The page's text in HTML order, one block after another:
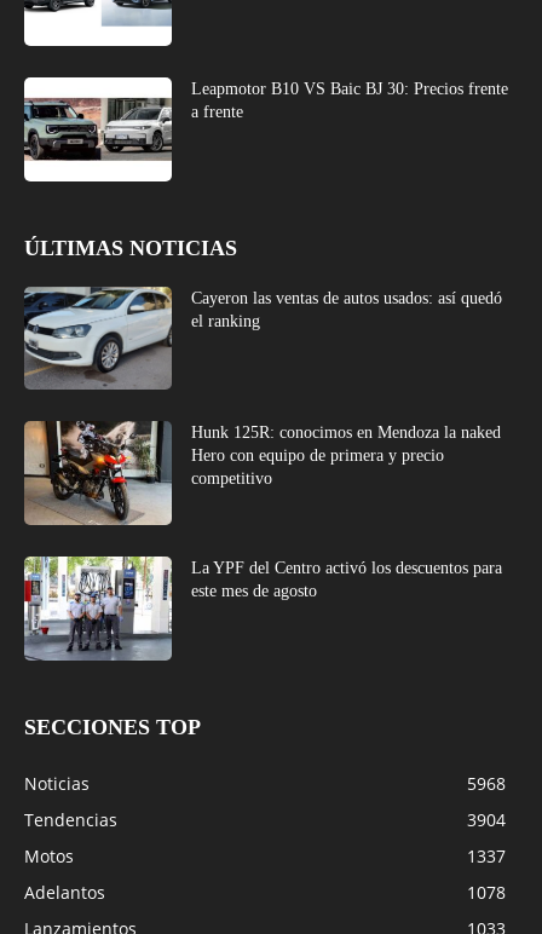
Leapmotor B10 VS Baic BJ 30: Precios frente
a frente
ÚLTIMAS NOTICIAS
Cayeron las ventas de autos usados: así quedó
el ranking
Hunk 125R: conocimos en Mendoza la naked
Hero con equipo de primera y precio
competitivo
La YPF del Centro activó los descuentos para
este mes de agosto
SECCIONES TOP
Noticias
5968
Tendencias
3904
Motos
1337
Adelantos
1078
Lanzamientos
1033